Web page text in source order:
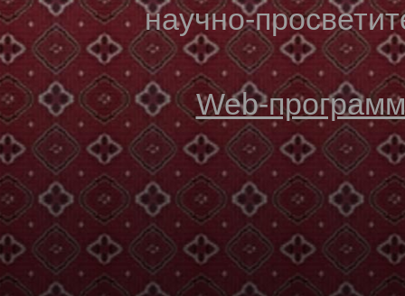
научно-
Web-